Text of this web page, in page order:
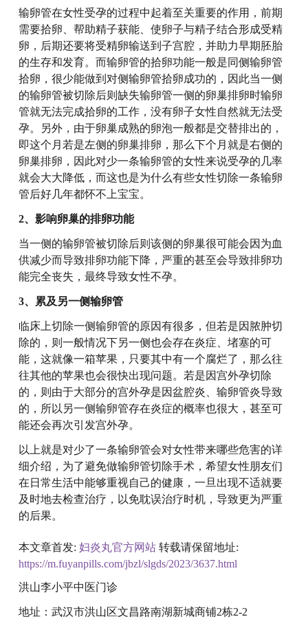
输卵管在女性受孕的过程中起着至关重要的作用，前期
需要拾卵、帮助精子获能、使卵子与精子结合形成受精
卵，后期还要将受精卵输送到子宫腔，并助力早期胚胎
的生存和发育。而输卵管的拾卵功能一般是同侧输卵管
拾卵，很少能做到对侧输卵管拾卵成功的，因此当一侧
的输卵管被切除后则缺失输卵管一侧的卵巢排卵时输卵
管就无法完成拾卵的工作，没有卵子女性自然就无法受
孕。另外，由于卵巢成熟的卵泡一般都是交替排出的，
即这个月若是左侧的卵巢排卵，那么下个月就是右侧的
卵巢排卵，因此对少一条输卵管的女性来说受孕的几率
就会大大降低，而这也是为什么有些女性切除一条输卵
管后好几年都怀不上宝宝。
2、影响卵巢的排卵功能
当一侧的输卵管被切除后则该侧的卵巢很可能会因为血
供减少而导致排卵功能下降，严重的甚至会导致排卵功
能完全丧失，最终导致女性不孕。
3、累及另一侧输卵管
临床上切除一侧输卵管的原因有很多，但若是因脓肿切
除的，则一般情况下另一侧也会存在炎症、堵塞的可
能，这就像一箱苹果，只要其中有一个腐烂了，那么往
往其他的苹果也会很快出现问题。若是因宫外孕切除
的，则由于大部分的宫外孕是因盆腔炎、输卵管炎导致
的，所以另一侧输卵管存在炎症的概率也很大，甚至可
能还会再次引发宫外孕。
以上就是对少了一条输卵管会对女性带来哪些危害的详
细介绍，为了避免做输卵管切除手术，希望女性朋友们
在日常生活中能够重视自己的健康，一旦出现不适就要
及时地去检查治疗，以免耽误治疗时机，导致更为严重
的后果。
本文章首发: 妇炎丸官方网站 转载请保留地址:
https://m.fuyanpills.com/jbzl/slgds/2023/3637.html
洪山李小平中医门诊
地址：武汉市洪山区文昌路南湖新城商铺2栋2-2